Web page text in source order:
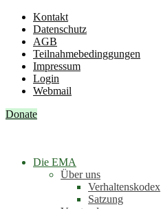
Kontakt
Datenschutz
AGB
Teilnahmebedinggungen
Impressum
Login
Webmail
Donate
Die EMA
Über uns
Verhaltenskodex
Satzung